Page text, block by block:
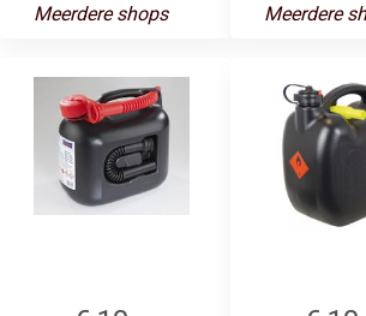
Meerdere shops
Meerdere